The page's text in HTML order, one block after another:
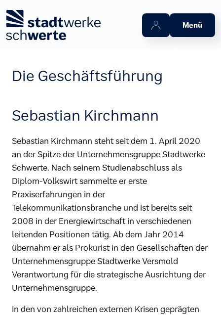
Menü
Die Geschäftsführung
Sebastian Kirchmann
Sebastian Kirchmann steht seit dem 1. April 2020
an der Spitze der Unternehmensgruppe Stadtwerke
Schwerte. Nach seinem Studienabschluss als
Diplom-Volkswirt sammelte er erste
Praxiserfahrungen in der
Telekommunikationsbranche und ist bereits seit
2008 in der Energiewirtschaft in verschiedenen
leitenden Positionen tätig. Ab dem Jahr 2014
übernahm er als Prokurist in den Gesellschaften der
Unternehmensgruppe Stadtwerke Versmold
Verantwortung für die strategische Ausrichtung der
Unternehmensgruppe.
In den von zahlreichen externen Krisen geprägten